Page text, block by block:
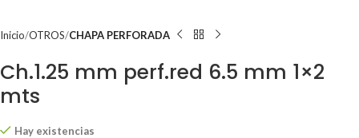
Inicio OTROS CHAPA PERFORADA
Ch.1.25 mm perf.red 6.5 mm 1×2
mts
Hay existencias